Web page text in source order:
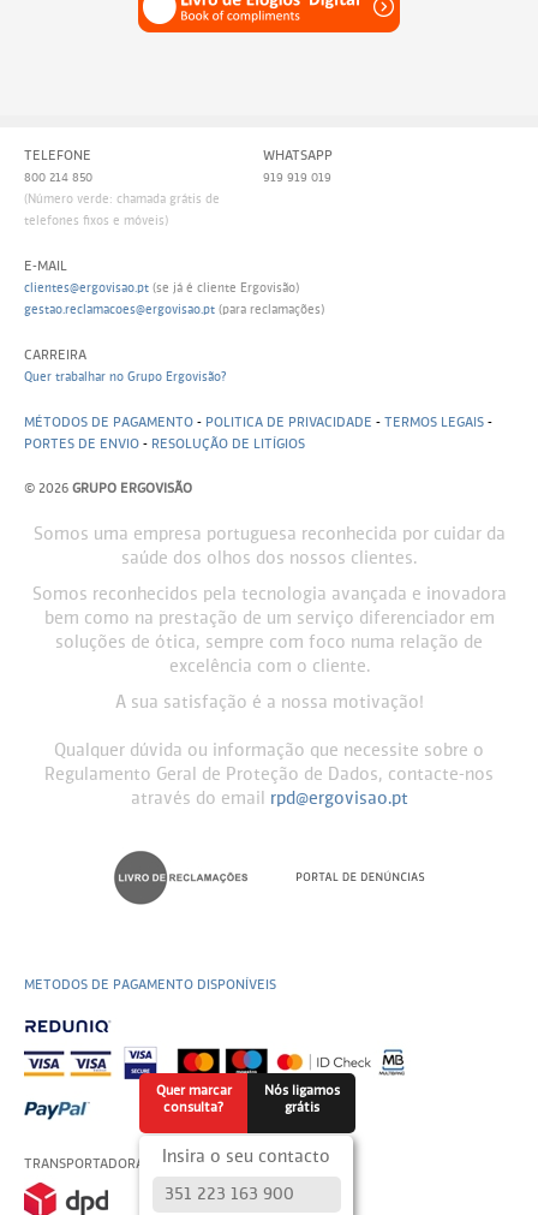
TELEFONE
800 214 850
(Número verde: chamada grátis de
telefones fixos e móveis)
WHATSAPP
919 919 019
E-MAIL
clientes@ergovisao.pt (se já é cliente Ergovisão)
gestao.reclamacoes@ergovisao.pt (para reclamações)
CARREIRA
Quer trabalhar no Grupo Ergovisão?
MÉTODOS DE PAGAMENTO - POLITICA DE PRIVACIDADE - TERMOS LEGAIS -
PORTES DE ENVIO - RESOLUÇÃO DE LITÍGIOS
© 2026 GRUPO ERGOVISÃO
Somos uma empresa portuguesa reconhecida por cuidar da
saúde dos olhos dos nossos clientes.
Somos reconhecidos pela tecnologia avançada e inovadora
bem como na prestação de um serviço diferenciador em
soluções de ótica, sempre com foco numa relação de
excelência com o cliente.
A sua satisfação é a nossa motivação!
Qualquer dúvida ou informação que necessite sobre o
Regulamento Geral de Proteção de Dados, contacte-nos
através do email
rpd@ergovisao.pt
METODOS DE PAGAMENTO DISPONÍVEIS
TRANSPORTADORAS USADAS
Quer marcar
consulta?
Nós ligamos
grátis
Insira o seu contacto